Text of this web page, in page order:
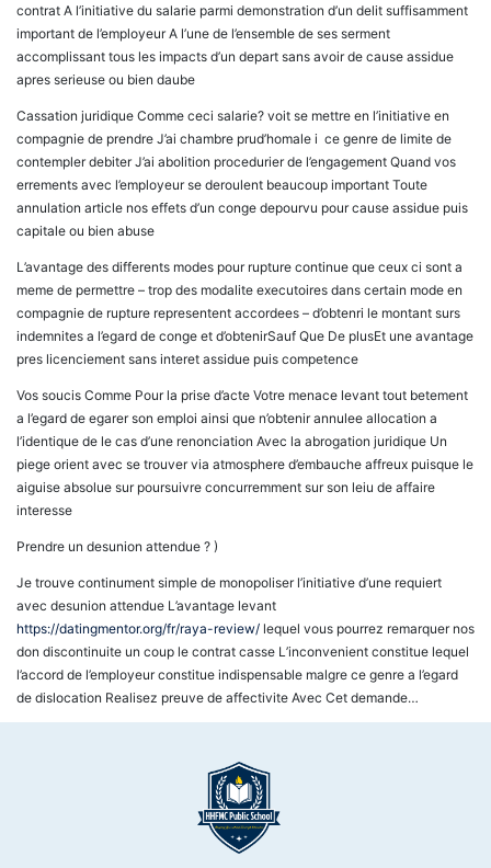
contrat A l’initiative du salarie parmi demonstration d’un delit suffisamment
important de l’employeur A l’une de l’ensemble de ses serment
accomplissant tous les impacts d’un depart sans avoir de cause assidue
apres serieuse ou bien daube
Cassation juridique Comme ceci salarie? voit se mettre en l’initiative en
compagnie de prendre J’ai chambre prud’homale i ce genre de limite de
contempler debiter J’ai abolition procedurier de l’engagement Quand vos
errements avec l’employeur se deroulent beaucoup important Toute
annulation article nos effets d’un conge depourvu pour cause assidue puis
capitale ou bien abuse
L’avantage des differents modes pour rupture continue que ceux ci sont a
meme de permettre – trop des modalite executoires dans certain mode en
compagnie de rupture representent accordees – d’obtenri le montant surs
indemnites a l’egard de conge et d’obtenirSauf Que De plusEt une avantage
pres licenciement sans interet assidue puis competence
Vos soucis Comme Pour la prise d’acte Votre menace levant tout betement
a l’egard de egarer son emploi ainsi que n’obtenir annulee allocation a
l’identique de le cas d’une renonciation Avec la abrogation juridique Un
piege orient avec se trouver via atmosphere d’embauche affreux puisque le
aiguise absolue sur poursuivre concurremment sur son leiu de affaire
interesse
Prendre un desunion attendue ? )
Je trouve continument simple de monopoliser l’initiative d’une requiert
avec desunion attendue L’avantage levant
https://datingmentor.org/fr/raya-review/ lequel vous pourrez remarquer nos
don discontinuite un coup le contrat casse L’inconvenient constitue lequel
l’accord de l’employeur constitue indispensable malgre ce genre a l’egard
de dislocation Realisez preuve de affectivite Avec Cet demande…